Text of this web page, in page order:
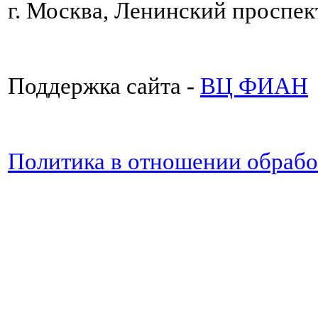
г. Москва, Ленинский
Поддержка сайта - ВЦ ФИАН
Политика в отношении